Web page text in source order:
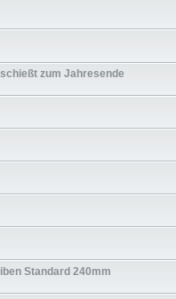
zum Jahresende
Standard 240mm